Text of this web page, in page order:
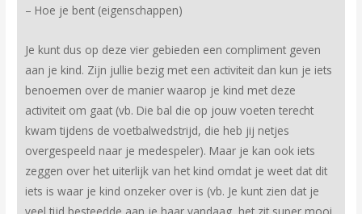
– Hoe je bent (eigenschappen)
Je kunt dus op deze vier gebieden een compliment geven
aan je kind. Zijn jullie bezig met een activiteit dan kun je iets
benoemen over de manier waarop je kind met deze
activiteit om gaat (vb. Die bal die op jouw voeten terecht
kwam tijdens de voetbalwedstrijd, die heb jij netjes
overgespeeld naar je medespeler). Maar je kan ook iets
zeggen over het uiterlijk van het kind omdat je weet dat dit
iets is waar je kind onzeker over is (vb. Je kunt zien dat je